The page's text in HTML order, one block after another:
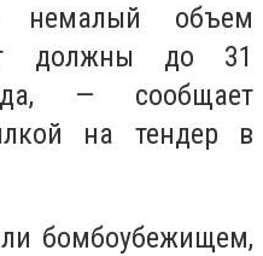
немалый объем
должны до 31
— сообщает
на тендер в
бомбоубежищем,